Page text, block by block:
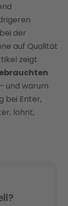
vs. Neu
& Co.
treffen
der
auf Qualität
zeigt
– und warum
bei Enter,
lohnt,